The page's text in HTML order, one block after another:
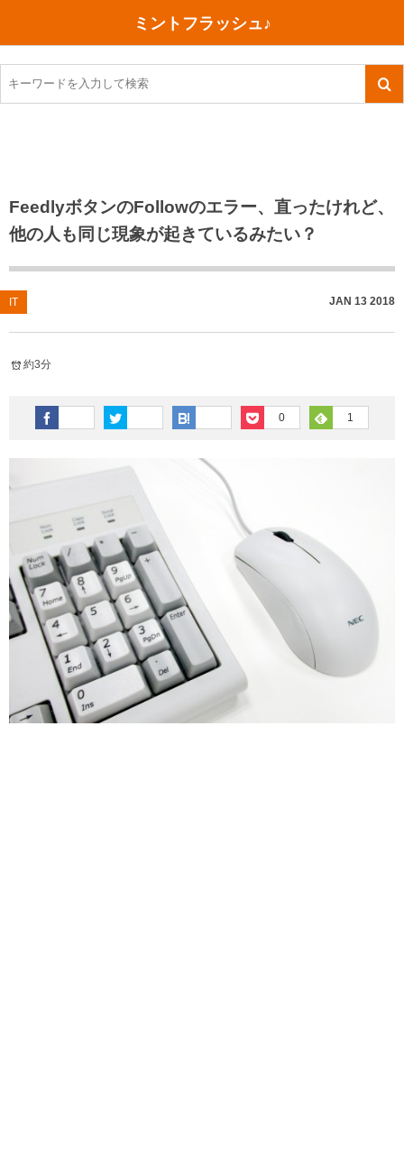
ミントフラッシュ♪
FeedlyボタンのFollowのエラー、直ったけれど、
他の人も同じ現象が起きているみたい？
IT JAN 13 2018
約3分
0 1
TOEIC感想・結果
TOEIC800点への道
TOEIC（作戦・ノウハウなど）
TOEIC700点への道
英単語
その他英語関連
今日買った本
ご朱印帳めぐり
川越（埼玉県）
沖縄
神戸
行ってきたあれこれ
旅行関連あれこれ
ファスティング
コスメ
ダイエット
健康あれこれ
美容あれこれ
食べ物
今日の一枚
月、星、宇宙